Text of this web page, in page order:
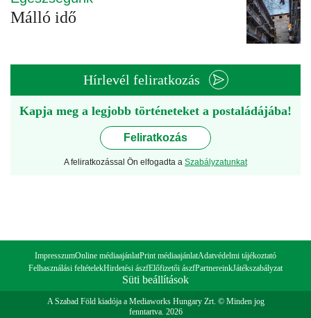
Málló idő
Hírlevél feliratkozás
Kapja meg a legjobb történeteket a postaládájába!
Feliratkozás
A feliratkozással Ön elfogadta a Szabályzatunkat
ImpresszumOnline médiaajánlatPrint médiaajánlatAdatvédelmi tájékoztató
Felhasználási feltételekHirdetési ászfElőfizetői ászfPartnereinkJátékszabályzat
Süti beállítások
A Szabad Föld kiadója a Mediaworks Hungary Zrt. © Minden jog
fenntartva. 2026